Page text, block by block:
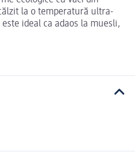
la o temperatură ultra-
ideal ca adaos la muesli,